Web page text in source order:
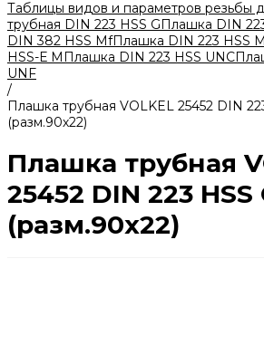
Таблицы видов и параметров резьбы
трубная DIN 223 HSS GПлашка DIN
DIN 382 HSS MfПлашка DIN 223 HSS M
HSS-Е MПлашка DIN 223 HSS UNC
UNF
/
Плашка трубная VOLKEL 25452 DIN
(разм.90х22)
Плашка трубная
25452 DIN 223 HSS
(разм.90х22)